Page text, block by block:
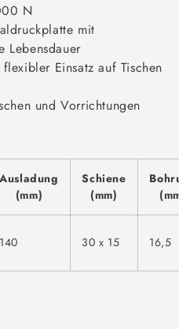
N
mit
Lebensdauer
Einsatz auf Tischen
und Vorrichtungen
Ausladung
(mm)
Schiene
(mm)
140 30 x 15 16,5